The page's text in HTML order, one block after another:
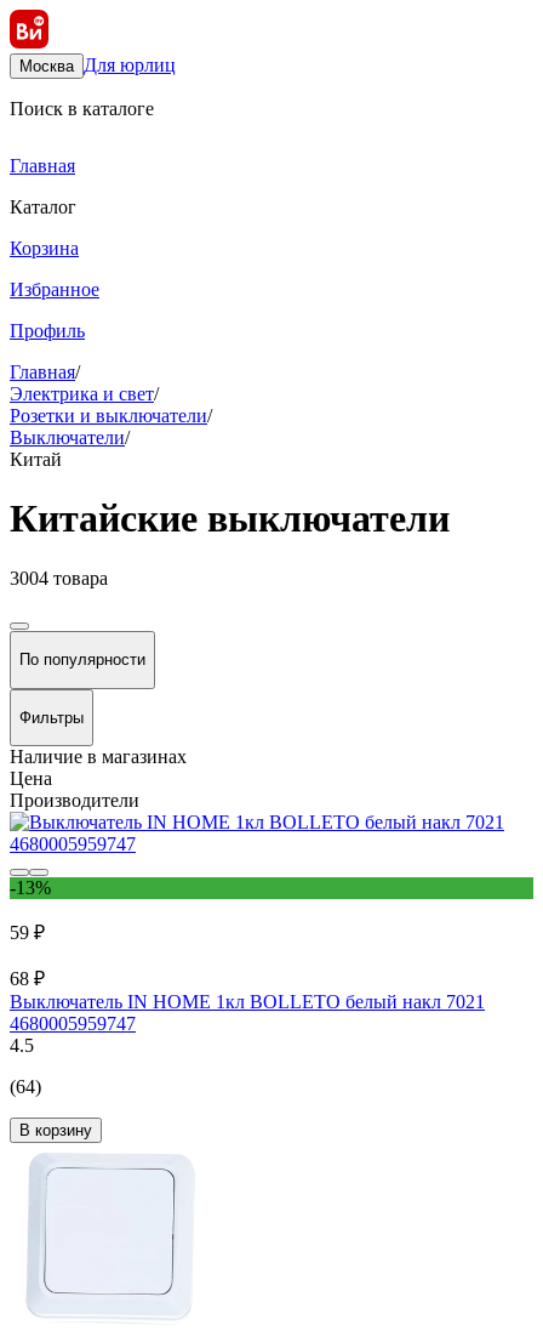
Москва Для юрлиц
Поиск в каталоге
Главная
Каталог
Корзина
Избранное
Профиль
Главная/
Электрика и свет/
Розетки и выключатели/
Выключатели/
Китай
Китайские выключатели
3004 товара
По популярности
Фильтры
Наличие в магазинах
Цена
Производители
-13%
59 ₽
68 ₽
Выключатель IN HOME 1кл BOLLETO белый накл 7021
4680005959747
4.5
(64)
В корзину